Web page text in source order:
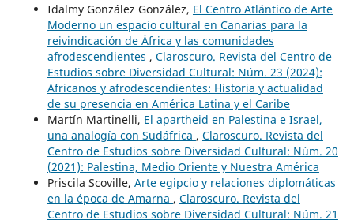
Idalmy González González, El Centro Atlántico de Arte
Moderno un espacio cultural en Canarias para la
reivindicación de África y las comunidades
afrodescendientes , Claroscuro. Revista del Centro de
Estudios sobre Diversidad Cultural: Núm. 23 (2024):
Africanos y afrodescendientes: Historia y actualidad
de su presencia en América Latina y el Caribe
Martín Martinelli, El apartheid en Palestina e Israel,
una analogía con Sudáfrica , Claroscuro. Revista del
Centro de Estudios sobre Diversidad Cultural: Núm. 20
(2021): Palestina, Medio Oriente y Nuestra América
Priscila Scoville, Arte egipcio y relaciones diplomáticas
en la época de Amarna , Claroscuro. Revista del
Centro de Estudios sobre Diversidad Cultural: Núm. 21